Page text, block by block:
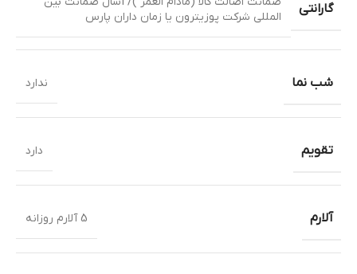
گارانتی
المللی شرکت پوزیترون یا زمان داران پارس
شب نما ندارد
تقویم دارد
آلارم 5 آلارم روزانه